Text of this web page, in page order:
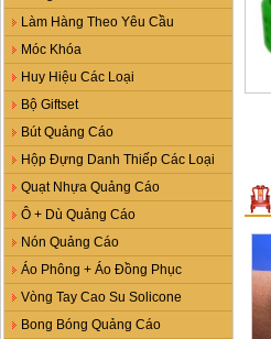
Làm Hàng Theo Yêu Cầu
Móc Khóa
Huy Hiệu Các Loại
Bộ Giftset
Bút Quảng Cáo
Hộp Đựng Danh Thiếp Các Loại
Quạt Nhựa Quảng Cáo
Ô + Dù Quảng Cáo
Nón Quảng Cáo
Áo Phông + Áo Đồng Phục
Vòng Tay Cao Su Solicone
Bong Bóng Quảng Cáo